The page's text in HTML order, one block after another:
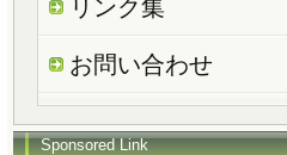
リンク集
お問い合わせ
Sponsored Link